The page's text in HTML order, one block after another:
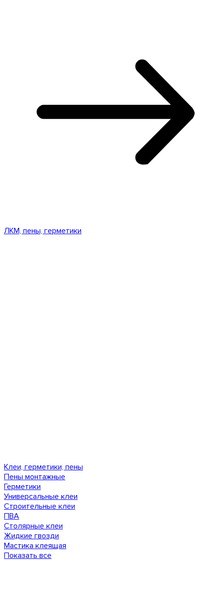
ЛКМ, пены, герметики
Клеи, герметики, пены
Пены монтажные
Герметики
Универсальные клеи
Строительные клеи
ПВА
Столярные клеи
Жидкие гвозди
Мастика клеящая
Показать все